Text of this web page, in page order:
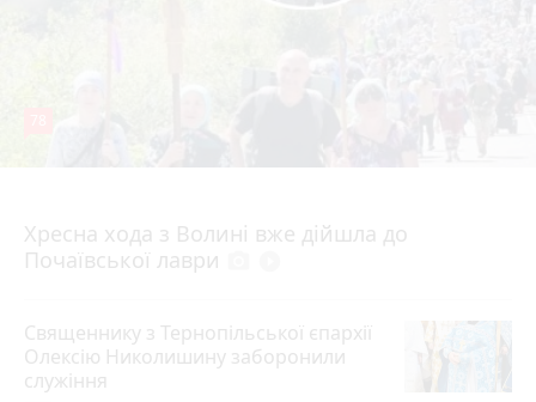
Хресна хода з Волині вже дійшла до
Почаївської лаври
Священнику з Тернопільської єпархії
Олексію Николишину заборонили
служіння